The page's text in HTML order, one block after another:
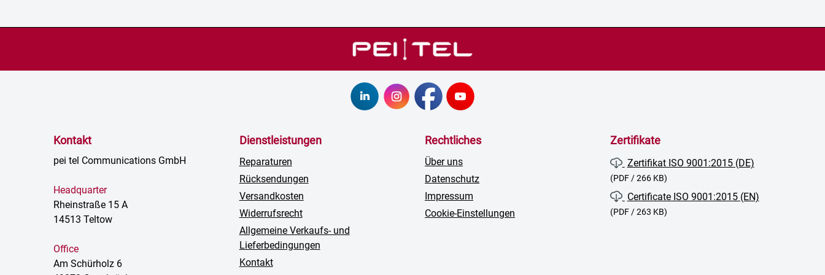
Kontakt
pei tel Communications GmbH
Headquarter
Rheinstraße 15 A
14513 Teltow
Office
Am Schürholz 6
Dienstleistungen
Reparaturen
Rücksendungen
Versandkosten
Widerrufsrecht
Allgemeine Verkaufs- und
Lieferbedingungen
Kontakt
Rechtliches
Über uns
Datenschutz
Impressum
Cookie-Einstellungen
Zertifikate
Zertifikat ISO 9001:2015 (DE)
(PDF / 266 KB)
Certificate ISO 9001:2015 (EN)
(PDF / 263 KB)